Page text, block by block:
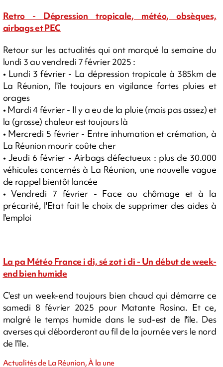
Retro - Dépression tropicale, météo, obsèques,
airbags et PEC
Retour sur les actualités qui ont marqué la semaine du
lundi 3 au vendredi 7 février 2025 :
• Lundi 3 février - La dépression tropicale à 385km de
La Réunion, l'île toujours en vigilance fortes pluies et
orages
• Mardi 4 février - Il y a eu de la pluie (mais pas assez) et
la (grosse) chaleur est toujours là
• Mercredi 5 février - Entre inhumation et crémation, à
La Réunion mourir coûte cher
• Jeudi 6 février - Airbags défectueux : plus de 30.000
véhicules concernés à La Réunion, une nouvelle vague
de rappel bientôt lancée
• Vendredi 7 février - Face au chômage et à la
précarité, l'Etat fait le choix de supprimer des aides à
l'emploi
La pa Météo France i di, sé zot i di - Un début de week-
end bien humide
C'est un week-end toujours bien chaud qui démarre ce
samedi 8 février 2025 pour Matante Rosina. Et ce,
malgré le temps humide dans le sud-est de l'île. Des
averses qui déborderont au fil de la journée vers le nord
de l'île.
Actualités de La Réunion, À la une